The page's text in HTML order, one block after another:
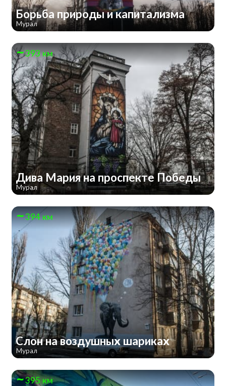
Борьба природы и капитализма
Мурал
393 км
Дива Мария на проспекте Победы
Мурал
394 км
Слон на воздушных шариках
Мурал
395 км